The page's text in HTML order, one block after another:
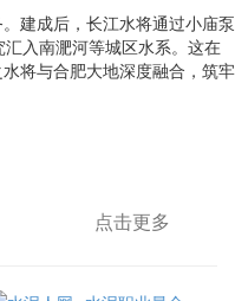
建成后，长江水将通过小庙泵
入南淝河等城区水系。这在
将与合肥大地深度融合，筑牢
点击更多